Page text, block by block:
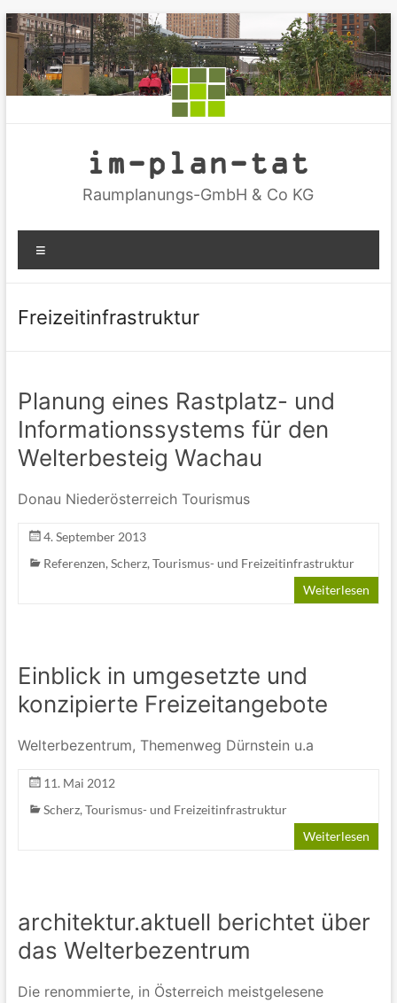
Zum
Inhalt
springen
im-plan-tat
Raumplanungs-GmbH & Co KG
Freizeitinfrastruktur
Planung eines Rastplatz- und
Informationssystems für den
Welterbesteig Wachau
Donau Niederösterreich Tourismus
4. September 2013
Referenzen, Scherz, Tourismus- und Freizeitinfrastruktur
Weiterlesen
Einblick in umgesetzte und
konzipierte Freizeitangebote
Welterbezentrum, Themenweg Dürnstein u.a
11. Mai 2012
Scherz, Tourismus- und Freizeitinfrastruktur
Weiterlesen
architektur.aktuell berichtet über
das Welterbezentrum
Die renommierte, in Österreich meistgelesene